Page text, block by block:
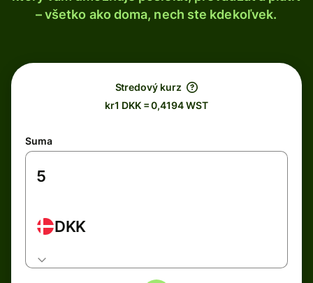
– všetko ako doma, nech ste kdekoľvek.
Stredový kurz
kr1 DKK = 0,4194 WST
Suma
DKK